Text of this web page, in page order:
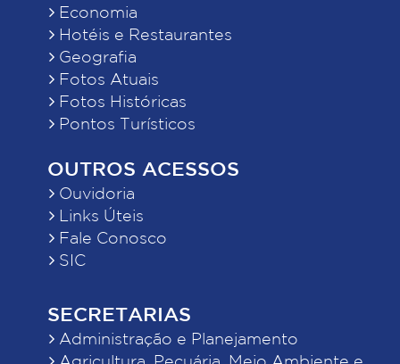
Economia
Hotéis e Restaurantes
Geografia
Fotos Atuais
Fotos Históricas
Pontos Turísticos
OUTROS ACESSOS
Ouvidoria
Links Úteis
Fale Conosco
SIC
SECRETARIAS
Administração e Planejamento